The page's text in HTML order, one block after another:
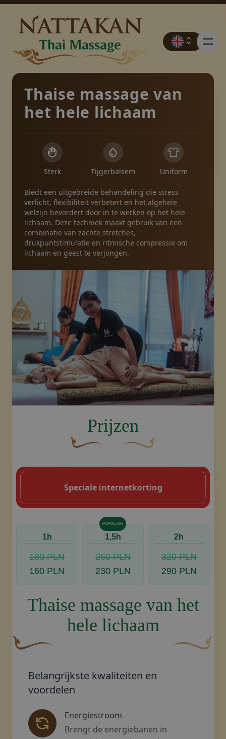
Prijzen
Boek
Neem contact op met
Promoties
Pakketten
Galerij
Nieuws
Online winkel
Bel ons
Bonnen
Boeken, contact opnemen
Thaise massage van
het hele lichaam
Sterk Tijgerbalsem Uniform
Biedt een uitgebreide behandeling die stress
verlicht, flexibiliteit verbetert en het algehele
welzijn bevordert door in te werken op het hele
lichaam. Deze techniek maakt gebruik van een
combinatie van zachte stretches,
drukpuntstimulatie en ritmische compressie om
lichaam en geest te verjongen.
Prijzen
Speciale internetkorting
1h
180 PLN
160 PLN
POPULAIR
1,5h
260 PLN
230 PLN
2h
320 PLN
290 PLN
Thaise massage van het
hele lichaam
Belangrijkste kwaliteiten en
voordelen
Energiestroom
Brengt de energiebanen in